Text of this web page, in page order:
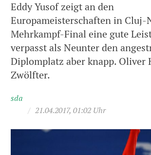
Eddy Yusof zeigt an den
Europameisterschaften in Cluj-
Mehrkampf-Final eine gute
verpasst als Neunter den
Diplomplatz aber knapp. Oliver
Zwölfter.
sda
/ 21.04.2017, 01:02 Uhr